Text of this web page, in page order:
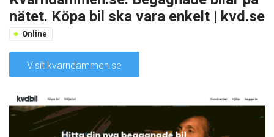
nätet. Köpa bil ska vara enkelt | kvd.se
Online
Visit kvarndammen.se